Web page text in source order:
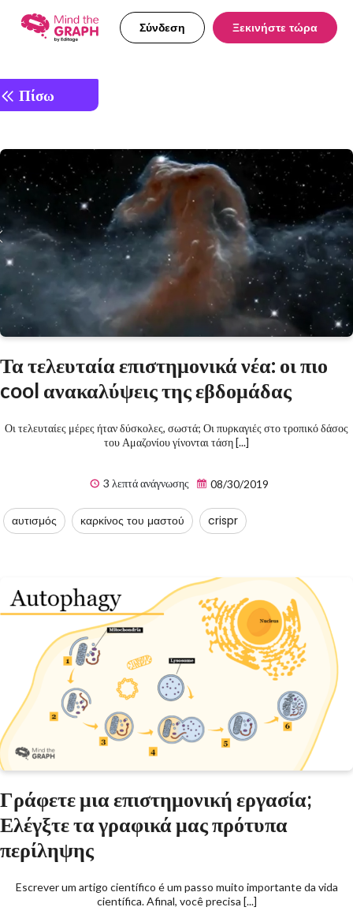
Σύνδεση Ξεκινήστε τώρα
Πίσω
Τα τελευταία επιστημονικά νέα: οι πιο
cool ανακαλύψεις της εβδομάδας
Οι τελευταίες μέρες ήταν δύσκολες, σωστά; Οι πυρκαγιές στο τροπικό δάσος
του Αμαζονίου γίνονται τάση [...]
3 λεπτά ανάγνωσης 08/30/2019
αυτισμός καρκίνος του μαστού crispr
Γράφετε μια επιστημονική εργασία;
Ελέγξτε τα γραφικά μας πρότυπα
περίληψης
Escrever um artigo científico é um passo muito importante da vida
científica. Afinal, você precisa [...]